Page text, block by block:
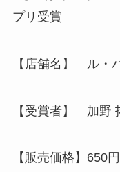
プリ受賞
【店舗名】 ル・
【受賞者】 加野
【販売価格】650